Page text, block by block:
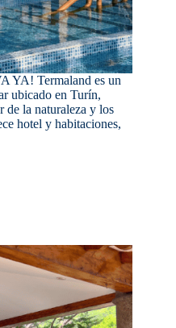
YA! Termaland es un
ubicado en Turín,
de la naturaleza y los
hotel y habitaciones,